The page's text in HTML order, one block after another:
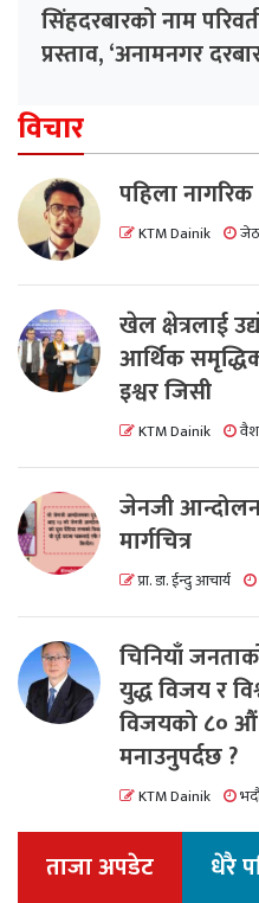
सिंहदरबारको नाम
प्रस्ताव, ‘अनामनगर
विचार
पहिला
KTM Dainik
खेल क्षेत्रलाई
आर्थिक
इश्वर जिसी
KTM Dainik
जेनजी
मार्गचित्र
प्रा. डा. ईन्दु आचार्य
चिनियाँ
युद्ध विजय र
विजयको ८० औं
मनाउनुपर्दछ ?
KTM Dainik
ताजा अपडेट धेरै